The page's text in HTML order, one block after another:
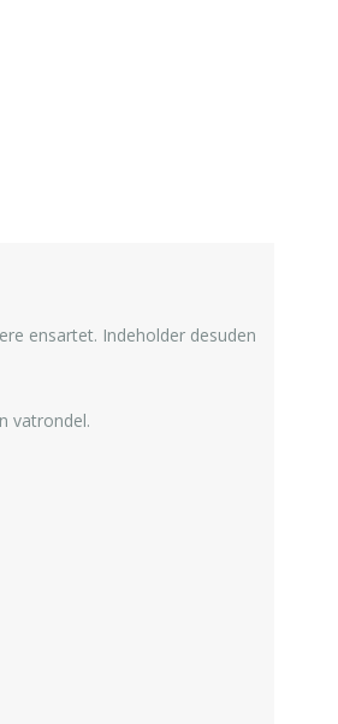
ensartet. Indeholder desuden
vatrondel.